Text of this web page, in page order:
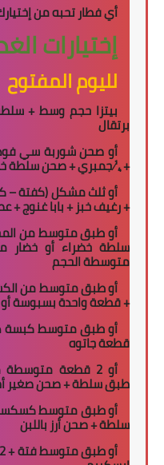
أي فطار تحبه من
إختيارات
لليوم المفتوح
بيتزا حجم وسط +
برتقال
أو صحن شوربة سي
+
¼جمبري + صحن سلطة
أو ثلث مشكل (كفتة –
+ رغيف خبز + بابا غنوج +
أو طبق متوسط من
سلطة خضراء أو خضار
متوسطة الحجم
أو طبق متوسط من
+ قطعة واحدة بسبوسة
أو طبق متوسط كبسة
قطعة جاتوه
أو 2 قطعة
طبق سلطة + صحن صغير
سلطة + صحن أرز باللبن